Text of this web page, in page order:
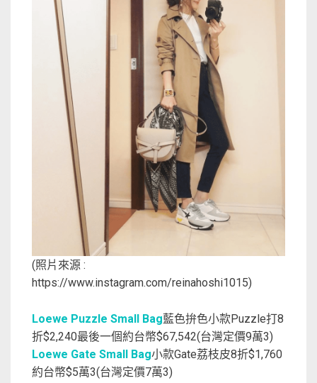
(照片來源 :
https://www.instagram.com/reinahoshi1015)
Loewe Puzzle Small Bag藍色拚色小款Puzzle打8
折$2,240最後一個約台幣$67,542(台灣定價9萬3)
Loewe Gate Small Bag小款Gate荔枝皮8折$1,760
約台幣$5萬3(台灣定價7萬3)